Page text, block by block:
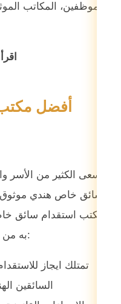
الموظفين، المكاتب
أفضل
تسعى الكثير من الأسر
سائق خاص هندي موثوق،
مكتب استقدام سائق
به من مميزات وخدمات متكاملة تشمل:
تمتلك ايجاز
السائقين